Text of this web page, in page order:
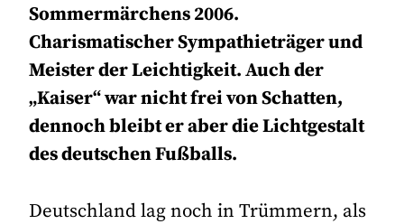
Sommermärchens 2006.
Charismatischer Sympathieträger und
Meister der Leichtigkeit. Auch der
„Kaiser“ war nicht frei von Schatten,
dennoch bleibt er aber die Lichtgestalt
des deutschen Fußballs.
Deutschland lag noch in Trümmern, als